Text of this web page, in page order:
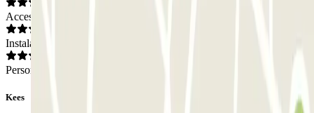
Acceso
Instalaciones
Personal
Kees